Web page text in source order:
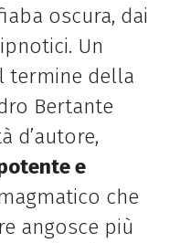
oscura, dai
Un
termine della
Bertante
d’autore,
e
che
angosce più